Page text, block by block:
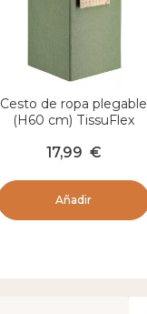
Cesto de ropa plegable
(H60 cm) TissuFlex
17,99 €
Añadir